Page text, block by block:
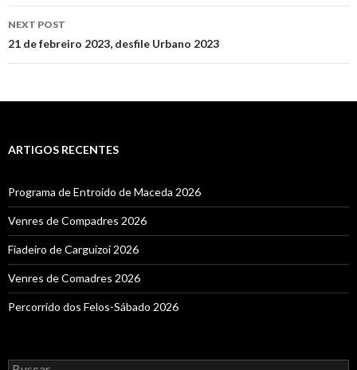
NEXT POST
21 de febreiro 2023, desfile Urbano 2023
ARTIGOS RECENTES
Programa de Entroido de Maceda 2026
Venres de Compadres 2026
Fiadeiro de Carguizoi 2026
Venres de Comadres 2026
Percorrido dos Felos-Sábado 2026
Buscar: